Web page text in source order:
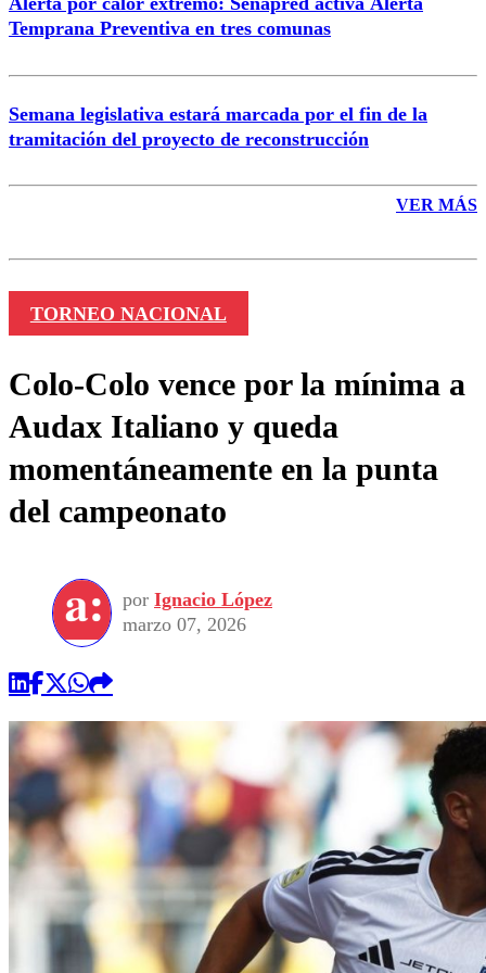
Temprana Preventiva en tres comunas
Semana legislativa estará marcada por el fin de la
tramitación del proyecto de reconstrucción
VER MÁS
TORNEO NACIONAL
Colo-Colo vence por la mínima a
Audax Italiano y queda
momentáneamente en la punta
del campeonato
por Ignacio López
marzo 07, 2026